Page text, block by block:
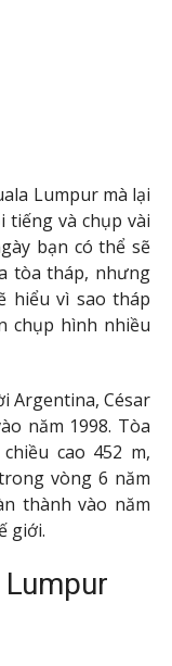
Lumpur mà lại
tiếng và chụp vài
bạn có thể sẽ
tòa tháp, nhưng
hiểu vì sao tháp
chụp hình nhiều
Argentina, César
năm 1998. Tòa
cao 452 m,
vòng 6 năm
thành vào năm
giới.